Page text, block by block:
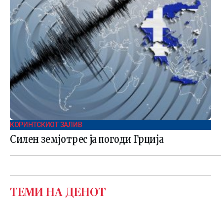
КОРИНТСКИОТ ЗАЛИВ
Силен земјотрес ја погоди Грција
ТЕМИ НА ДЕНОТ